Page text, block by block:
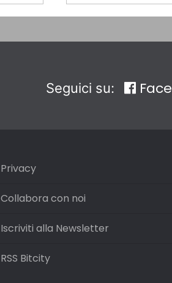
Seguici su:
Privacy
Collabora con noi
Iscriviti alla Newsletter
RSS Bitcity